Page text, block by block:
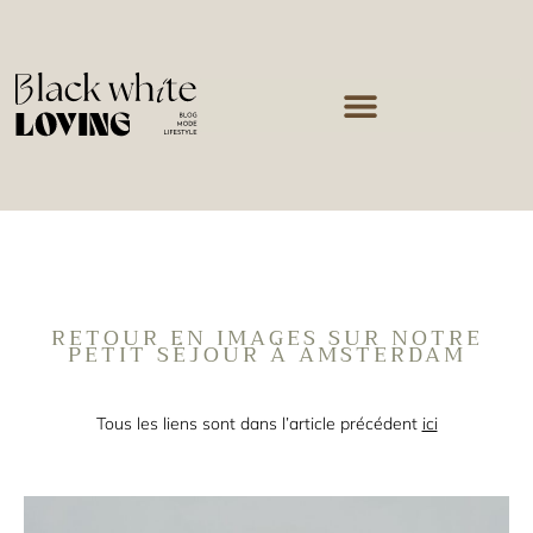
RETOUR EN IMAGES SUR NOTRE
PETIT SÉJOUR À AMSTERDAM
Tous les liens sont dans l’article précédent ici